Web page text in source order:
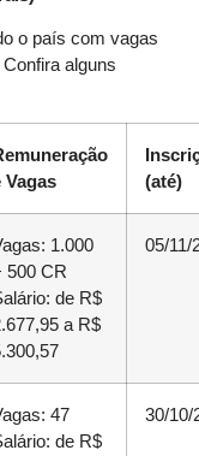
o país com vagas
alguns
Vagas
(até)
1.000
500 CR
de R$
a R$
05/11/
47
de R$
30/10/